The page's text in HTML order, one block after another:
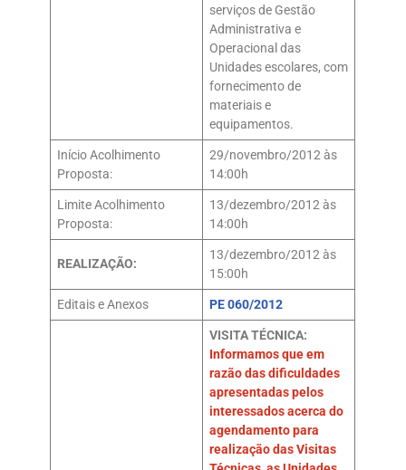
serviços de Gestão
Administrativa e
Operacional das
Unidades escolares, com
fornecimento de
materiais e
equipamentos.
Início Acolhimento
Proposta:
29/novembro/2012 às
14:00h
Limite Acolhimento
Proposta:
13/dezembro/2012 às
14:00h
REALIZAÇÃO:
13/dezembro/2012 às
15:00h
Editais e Anexos PE 060/2012
VISITA TÉCNICA:
Informamos que em
razão das dificuldades
apresentadas pelos
interessados acerca do
agendamento para
realização das Visitas